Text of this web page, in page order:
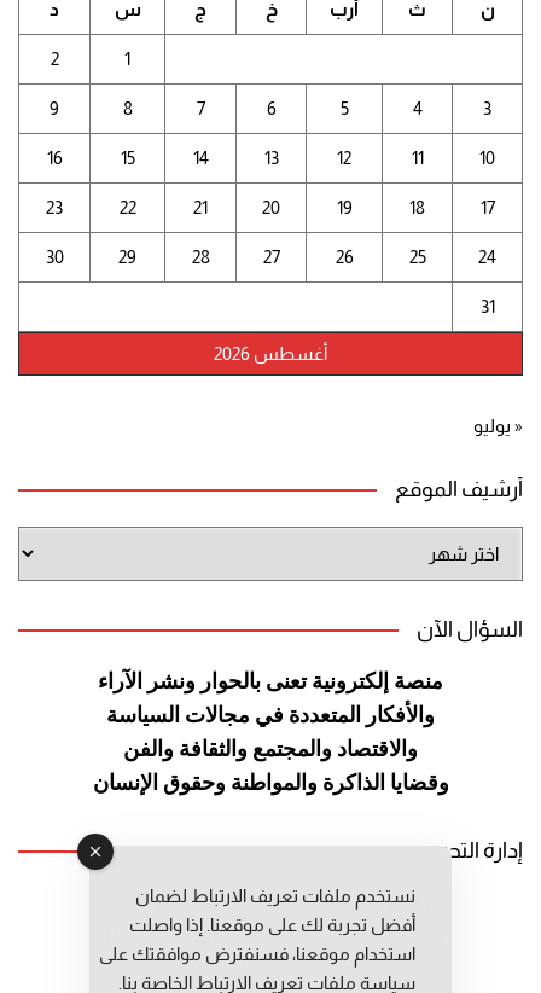
أغسطس 2026
ن ث أرب خ ج س د
1
2
3
4
5
6
7
8
9
10
11
12
13
14
15
16
17
18
19
20
21
22
23
24
25
26
27
28
29
30
31
« يوليو
أرشيف الموقع
الموقع
السؤال الآن
منصة إلكترونية تعنى بالحوار ونشر
الآراء
والأفكار المتعددة في مجالات السياسة
والاقتصاد والمجتمع والثقافة والفن
وقضايا الذاكرة والمواطنة وحقوق الإنسان
إدارة التحرير
رئيس التحرير: عبد الرحيم التوراني
رئيس التحرير المساعد: المعطي قبال
مديرة التحرير: فاطمة حوحو
نستخدم ملفات تعريف الارتباط لضمان
أفضل تجربة لك على موقعنا. إذا واصلت
استخدام موقعنا، فسنفترض موافقتك على
سياسة ملفات تعريف الارتباط الخاصة بنا.